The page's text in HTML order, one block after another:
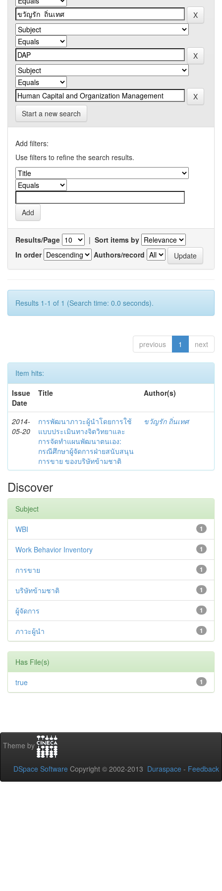
Start a new search
Add filters:
Use filters to refine the search results.
Results/Page | Sort items by
In order
Authors/record
Results 1-1 of 1 (Search time: 0.0 seconds).
previous 1 next
Item hits:
Issue
Date
Title Author(s)
2014-
05-20
การพัฒนาภาวะผู้นำโดยการใช้
แบบประเมินทางจิตวิทยาและ
การจัดทำแผนพัฒนาตนเอง:
กรณีศึกษาผู้จัดการฝ่ายสนับสนุน
การขาย ของบริษัทข้ามชาติ
ขวัญรัก ถิ่นเทศ
Discover
Subject
1
WBI
1
Work Behavior Inventory
1
การขาย
1
บริษัทข้ามชาติ
1
ผู้จัดการ
1
ภาวะผู้นำ
Has File(s)
1
true
Theme by
DSpace Software Copyright © 2002-2013 Duraspace - Feedback